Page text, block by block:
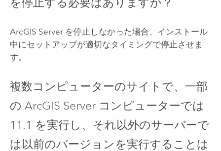
ArcGIS Serverを停止しなかった場合、インストール
中にセットアップが適切なタイミングで停止させま
す。
複数コンピューターのサイトで、一部
の ArcGIS Serverコンピューターでは
11.1 を実行し、それ以外のサーバーで
は以前のバージョンを実行することは